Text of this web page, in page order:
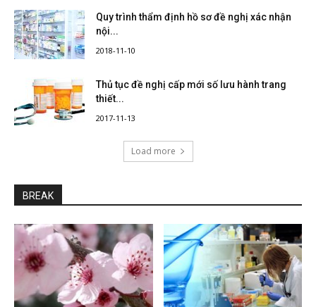
Quy trình thẩm định hồ sơ đề nghị xác nhận
nội...
2018-11-10
Thủ tục đề nghị cấp mới số lưu hành trang
thiết...
2017-11-13
Load more
BREAK